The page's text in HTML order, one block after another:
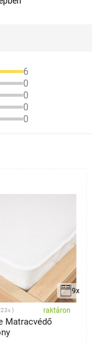
6
0
0
0
0
9x
raktáron
Matracvédő